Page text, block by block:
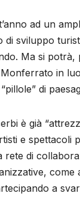
ad un
sviluppo
Ma si
in
di
è già
e spettacoli
rete di
come
a